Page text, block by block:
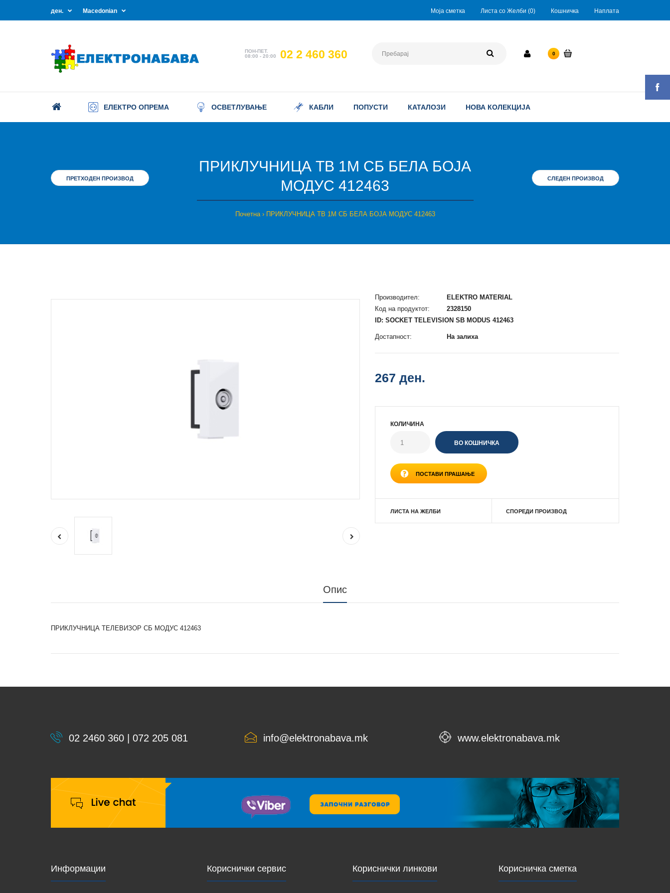
Моја сметка Листа со Желби (0) Кошничка Наплата
ден. Macedonian
ПОН-ПЕТ.
08:00 - 20:00
02 2 460 360 0
ЕЛЕКТРО ОПРЕМА ОСВЕТЛУВАЊЕ КАБЛИ ПОПУСТИ КАТАЛОЗИ НОВА КОЛЕКЦИЈА
ПРЕТХОДЕН ПРОИЗВОД
ПРИКЛУЧНИЦА ТВ 1М СБ БЕЛА БОЈА
МОДУС 412463
Почетна ПРИКЛУЧНИЦА ТВ 1М СБ БЕЛА БОЈА МОДУС 412463
СЛЕДЕН ПРОИЗВОД
Производител:
ELEKTRO MATERIAL
Код на продуктот:
2328150
ID: SOCKET TELEVISION SB MODUS 412463
Достапност: На залиха
267 ден.
КОЛИЧИНА
ПОСТАВИ ПРАШАЊЕ
ЛИСТА НА ЖЕЛБИ СПОРЕДИ ПРОИЗВОД
Опис
ПРИКЛУЧНИЦА ТЕЛЕВИЗОР СБ МОДУС 412463
02 2460 360 | 072 205 081 info@elektronabava.mk www.elektronabava.mk
Информации Кориснички сервис Кориснички линкови Корисничка сметка